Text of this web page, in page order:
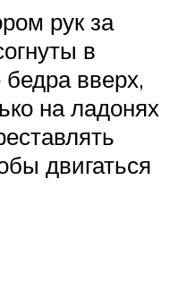
рук за
в
вверх,
на ладонях
двигаться